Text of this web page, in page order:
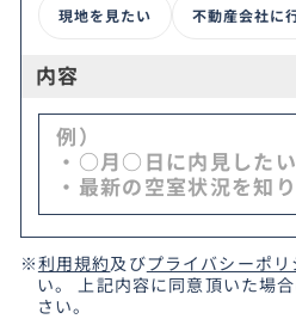
現地を見たい 不動産会社に
内容
※利用規約及びプライバシーポリ
い。 上記内容に同意頂いた場
さい。